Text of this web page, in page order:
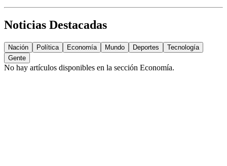
Noticias Destacadas
Nación Política Economía Mundo Deportes
Tecnología
Gente
No hay artículos disponibles en la sección Economía.